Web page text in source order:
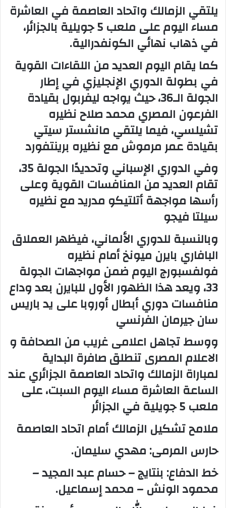
يلتقي الزمالك واتحاد العاصمة في العاشرة
مساء اليوم على ملعب 5 جويلية بالجزائر،
في ذهاب نهائي الكونفدرالية.
كما يقام اليوم العديد من اللقاءات القوية
في بطولة الدوري الإنجليزي في إطار
الجولة الـ36، حيث يواجه ليفربول بقيادة
الفرعون المصري محمد صلاح نظيره
تشيلسي، فيما يلتقي مانشستر سيتي
بقيادة عمر مرموش مع نظيره برينتفورد
وفي الدوري الإسباني وتحديدًا الجولة 35،
تقام العديد من المنافسات القوية وعلى
رأسها مواجهة أتلتيكو مدريد مع نظيره
سيلتا فيجو
وبالنسبة للدوري الألماني، فيظهر العملاق
البافاري بايرن ميونخ أمام نظيره
فولفسبورج اليوم ضمن مواجهات الجولة
33، ويعد هذا الظهور الأول للبايرن بعد وداع
منافسات دوري أبطال أوروبا على يد باريس
سان جيرمان الفرنسي
ووسط تجاهل اعلامى غريب من الصحافة و
الاعلام المصرى تنطلق صافرة البداية
لمباراة الزمالك واتحاد العاصمة الجزائري عند
الساعة العاشرة مساء اليوم السبت، على
ملعب 5 جويلية في الجزائر
ملامح تشكيل الزمالك أمام اتحاد العاصمة
حارس المرمى: مهدي سليمان.
خط الدفاع: بنتايج – حسام عبد المجيد –
محمود الونش – محمد إسماعيل.